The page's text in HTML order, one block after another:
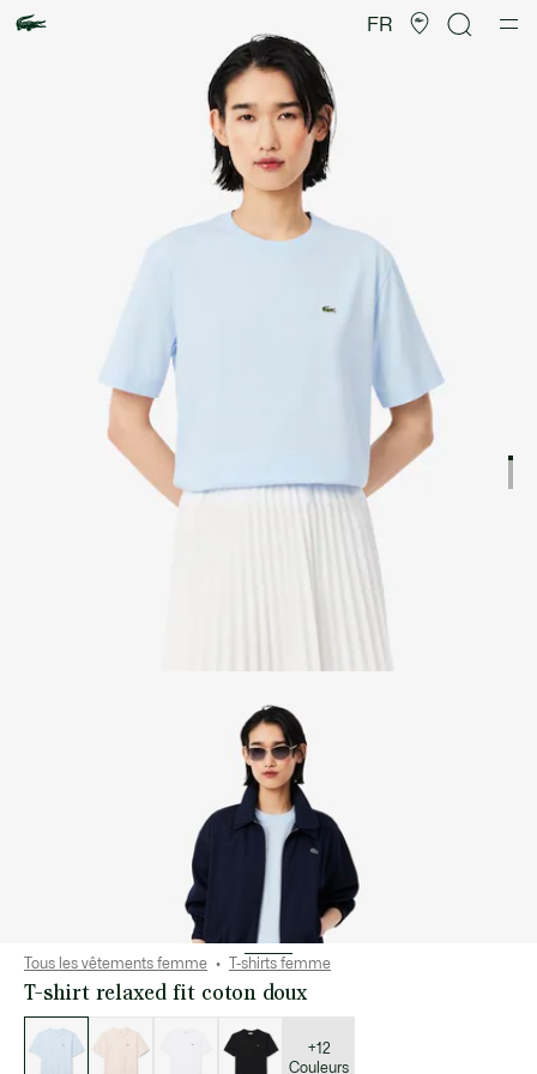
FR
d’images
produit
Tous les vêtements femme T-shirts femme
T-shirt relaxed fit coton doux
des
déclinaisons
+12
Couleurs